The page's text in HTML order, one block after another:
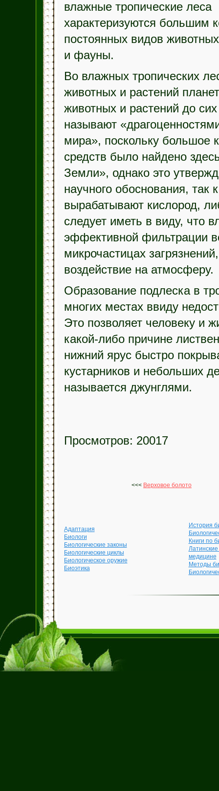
влажные тропические леса
характеризуются большим
постоянных видов
и фауны.
Во влажных тропических
животных и растений
животных и растений до
называют
мира», поскольку большое
средств было найдено
Земли», однако это
научного обоснования, так
вырабатывают кислород,
следует иметь в виду, что
эффективной фильтрации
микрочастицах
воздействие на атмосферу.
Образование подлеска в
многих местах ввиду
Это позволяет человеку и
какой-либо причине
нижний ярус быстро
кустарников и небольших
называется джунглями.
Просмотров: 20017
<<< Верховое болото
Адаптация
Биологи
Биологические законы
Биологические циклы
Биологическое оружие
Биоэтика
История
Книги по
медицине
Методы